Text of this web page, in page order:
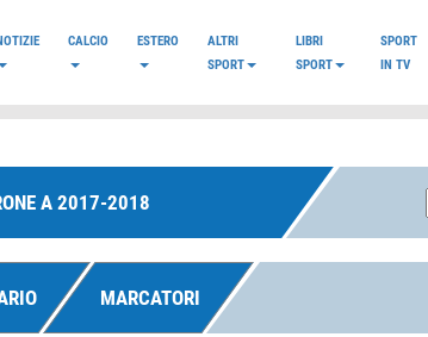
CALCIO ESTERO
ALTRI
SPORT
LIBRI
SPORT
SPORT
IN TV
A 2017-2018
MARCATORI